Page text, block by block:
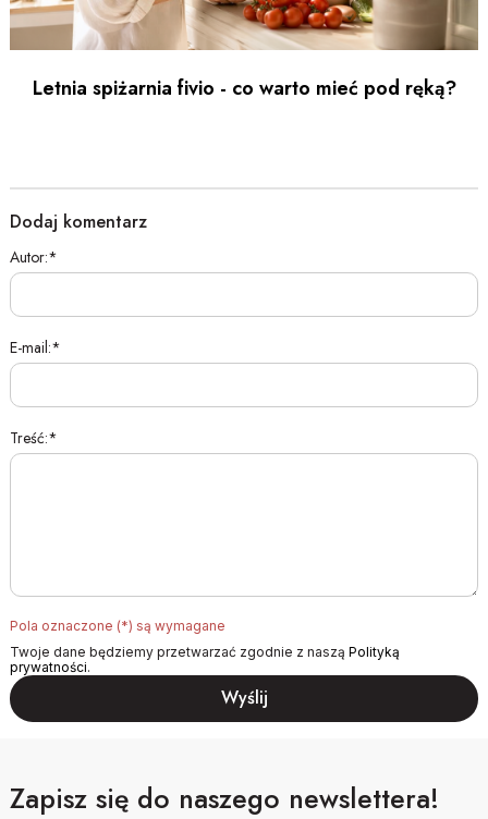
Letnia spiżarnia fivio - co warto mieć pod ręką?
Dodaj komentarz
Autor:
E-mail:
Treść:
Pola oznaczone (*) są wymagane
Twoje dane będziemy przetwarzać zgodnie z naszą Polityką
prywatności.
Zapisz się do naszego newslettera!